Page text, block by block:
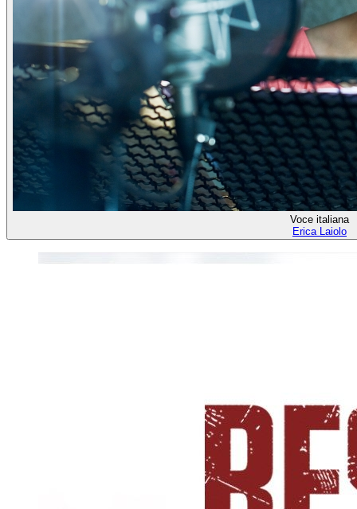
Voce italiana
Erica Laiolo